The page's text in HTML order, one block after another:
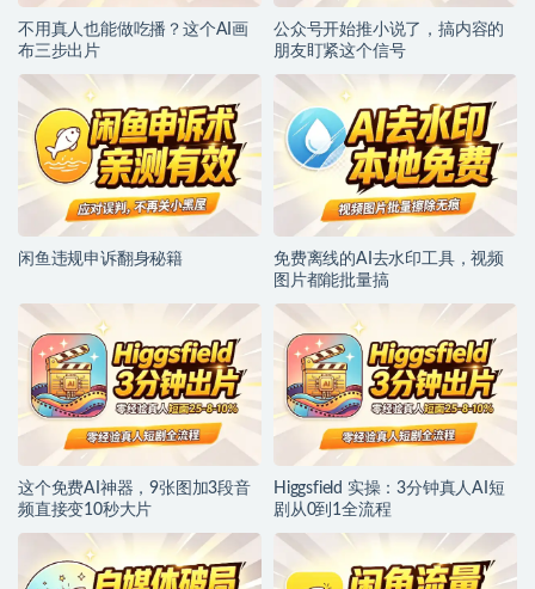
不用真人也能做吃播？这个AI画
布三步出片
公众号开始推小说了，搞内容的
朋友盯紧这个信号
闲鱼违规申诉翻身秘籍
免费离线的AI去水印工具，视频
图片都能批量搞
这个免费AI神器，9张图加3段音
频直接变10秒大片
Higgsfield 实操：3分钟真人AI短
剧从0到1全流程